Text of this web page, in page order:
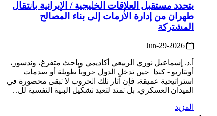
يتحدد مستقبل العلاقات الخليجية / الإيرانية بانتقال
طهران من إدارة الأزمات إلى بناء المصالح
المشتركة
أ.د. إسماعيل نوري الربيعي أكاديمي وباحث متفرغ، وندسور،
أونتاريو - كندا حين تدخل الدول حروباً طويلة أو صدمات
استراتيجية عميقة، فإن آثار تلك الحروب لا تبقى محصورة في
الميدان العسكري، بل تمتد لتعيد تشكيل البنية النفسية لل...
المزيد